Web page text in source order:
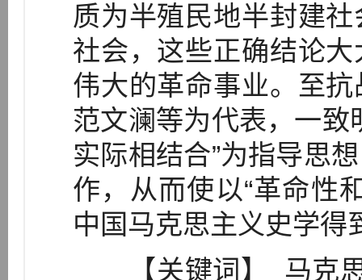
质为半殖民地半封建
社会，这些正确结论
伟大的革命事业。至
范文澜等为代表，一致
实际相结合”为指导思
作，从而使以“革命性
中国马克思主义史学得
【关键词】 马克思